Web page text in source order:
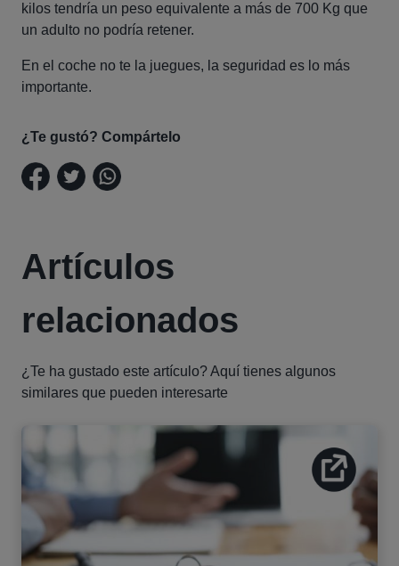
kilos tendría un peso equivalente a más de 700 Kg que
un adulto no podría retener.
En el coche no te la juegues, la seguridad es lo más
importante.
¿Te gustó? Compártelo
Artículos
relacionados
¿Te ha gustado este artículo? Aquí tienes algunos
similares que pueden interesarte